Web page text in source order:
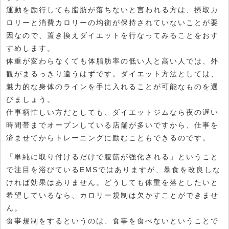
運動を励行しても脂肪が落ちないと言われる方は、摂取カ
ロリーと消費カロリーの均衡が保持されていないことが要
因なので、置き換えダイエットを行なってみることをおす
すめします。
体重が変わらなくても体脂肪率の低い人と高い人では、外
観がまるっきり違うはずです。ダイエット方法としては、
魅力的な身体のラインを手に入れることが可能なものを選
びましょう。
仕事柄忙しい方だとしても、ダイエットジムなら夜の遅い
時間帯までオープンしている店舗が多いですから、仕事を
済ませてからトレーニングに励むこともできるのです。
「単純に取り付けるだけで腹筋が強化される」ということ
で注目を浴びているEMSではありますが、暴食を改良しな
ければ効果はありません。どうしても体重を落としたいと
希望しているなら、カロリー規制は欠かすことができませ
ん。
食事規制をするというのは、食事を食べないということで